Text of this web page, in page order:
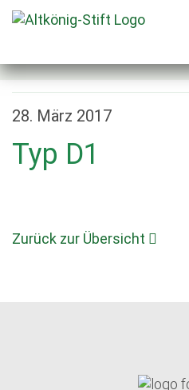
Zum
Inhalt
28. März 2017
Typ D1
Zurück zur Übersicht